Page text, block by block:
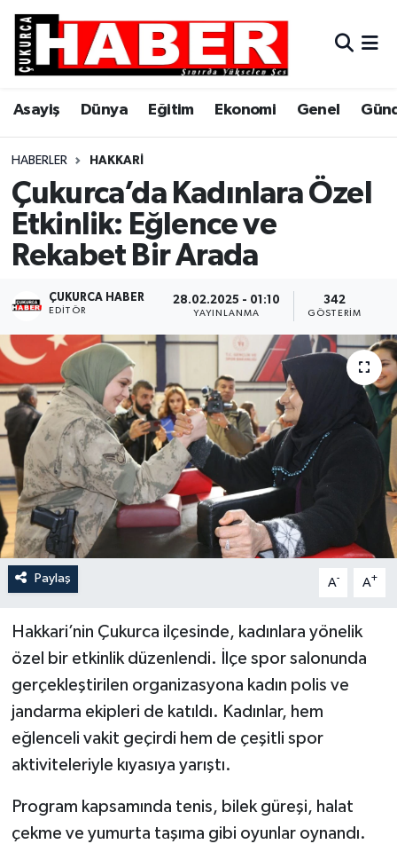
Asayiş Dünya Eğitim Ekonomi Genel
HABERLER HAKKARI
Çukurca’da Kadınlara Özel
Etkinlik: Eğlence ve
Rekabet Bir Arada
ÇUKURCA HABER
EDITÖR
28.02.2025 - 01:10
YAYINLANMA
342
GÖSTERIM
Paylaş A- A+
Hakkari’nin Çukurca ilçesinde, kadınlara yönelik
özel bir etkinlik düzenlendi. İlçe spor salonunda
gerçekleştirilen organizasyona kadın polis ve
jandarma ekipleri de katıldı. Kadınlar, hem
eğlenceli vakit geçirdi hem de çeşitli spor
aktiviteleriyle kıyasıya yarıştı.
Program kapsamında tenis, bilek güreşi, halat
çekme ve yumurta taşıma gibi oyunlar oynandı.
Asayiş
Dünya
Eğitim
Ekonomi
Genel
Gündem
Hakkari
Siyaset
Son Dakika
Teknoloji
Yaşam
Hava Durumu
Trafik Durumu
Süper Lig Puan Durumu ve Fikstür
Tüm Manşetler
Son Dakika Haberleri
Haber Arşivi